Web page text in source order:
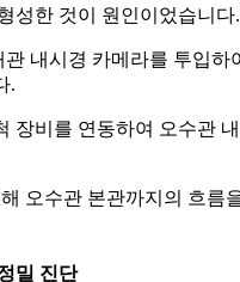
성한 것이 원인이었습니다.
내시경 카메라를 투입하
.
장비를 연동하여 오수관
오수관 본관까지의 흐름
밀 진단